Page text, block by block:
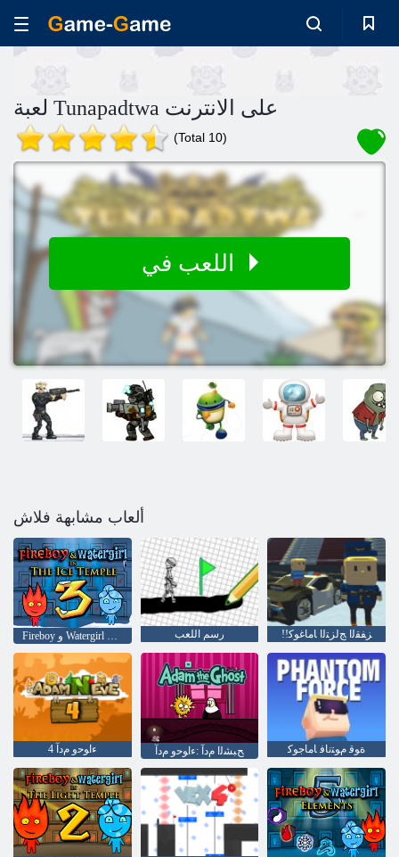
لعبة Tunapadtwa على الانترنت
(Total 10)
ألعاب مشابهة فلاش
Fireboy ﻭ Watergirl 3: ﺪﻴﻠﺠﻟﺍ ﺪﺒﻌﻣ رسم اللعب !!ﺰﻔﻘﻟﺍ ﺞﻟﺰﺘﻟﺍ ﺎﻣﺎﻏﻮﻛ
4 ءﺍﻮﺣﻭ ﻡﺩﺁ ﺢﺒﺸﻟﺍ ﻡﺩﺁ :ءﺍﻮﺣﻭ ﻡﺩﺁ ﺓﻮﻗ ﻡﻮﺘﻧﺎﻓ ﺎﻣﺎﺟﻮﻛ